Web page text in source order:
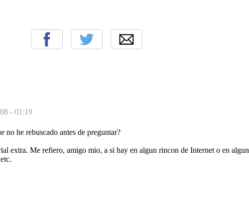
- 01:19
no he rebuscado antes de preguntar?
extra. Me refiero, amigo mio, a si hay en algun rincon de Internet o en algun